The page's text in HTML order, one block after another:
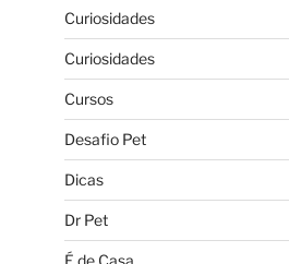
Curiosidades
Curiosidades
Cursos
Desafio Pet
Dicas
Dr Pet
É de Casa